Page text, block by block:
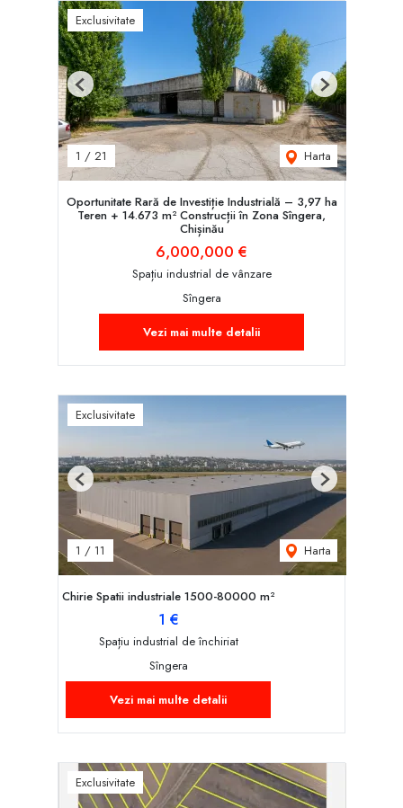
Exclusivitate
1 / 21 Harta
Previous Next
Oportunitate Rară de Investiție Industrială – 3,97 ha
Teren + 14.673 m² Construcții în Zona Sîngera,
Chișinău
6,000,000 €
Spațiu industrial de vânzare
Sîngera
Vezi mai multe detalii
Exclusivitate
1 / 11 Harta
Previous Next
Chirie Spatii industriale 1500-80000 m²
1 €
Spațiu industrial de închiriat
Sîngera
Vezi mai multe detalii
Exclusivitate